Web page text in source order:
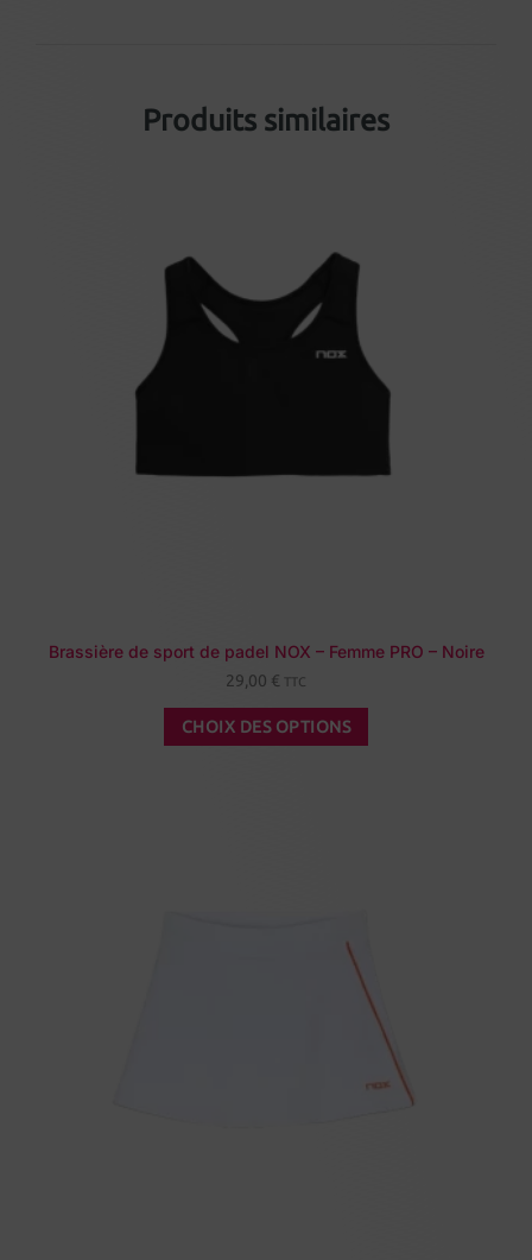
Produits similaires
Brassière de sport de padel NOX – Femme PRO – Noire
29,00 € TTC
CHOIX DES OPTIONS